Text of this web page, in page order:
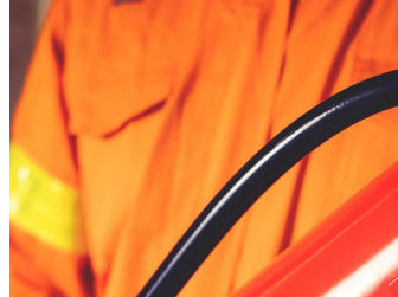
Fotos
Modelos
Vetores
Imagens Editoriais
Eventos Editoriais